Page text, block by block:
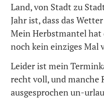
Land, von Stadt zu
Jahr ist, dass das
Mein Herbstmantel hat
noch kein einziges Mal
Leider ist mein
recht voll, und manche
ausgesprochen un-